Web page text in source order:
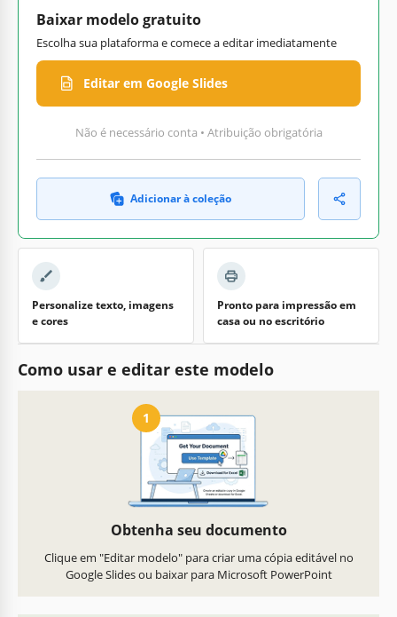
Baixar modelo gratuito
Escolha sua plataforma e comece a editar imediatamente
Editar em Google Slides
Não é necessário conta • Atribuição obrigatória
Adicionar à coleção
Personalize texto, imagens
e cores
Pronto para impressão em
casa ou no escritório
Como usar e editar este modelo
1
Obtenha seu documento
Clique em "Editar modelo" para criar uma cópia editável no
Google Slides ou baixar para Microsoft PowerPoint